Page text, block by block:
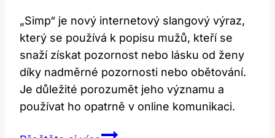
„Simp“ je nový internetový slangový výraz,
který se používá k popisu mužů, kteří se
snaží získat pozornost nebo lásku od ženy
díky nadměrné pozornosti nebo obětování.
Je důležité porozumět jeho významu a
používat ho opatrně v online komunikaci.
Simp: